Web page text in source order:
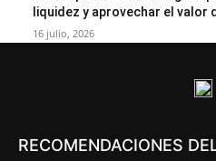
liquidez y aprovechar el valor
16 julio, 2026
RECOMENDACIONES